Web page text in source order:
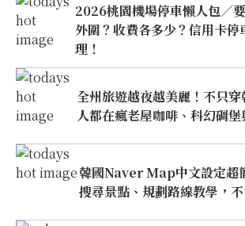
2026桃園機場停車懶人包／
外圍？收費各多少？信用卡停
理！
全州旅遊越夜越美麗！不只
人都在瘋老屋咖啡、科幻碉
韓國Naver Map中文設定超
搜尋景點、規劃路線教學，